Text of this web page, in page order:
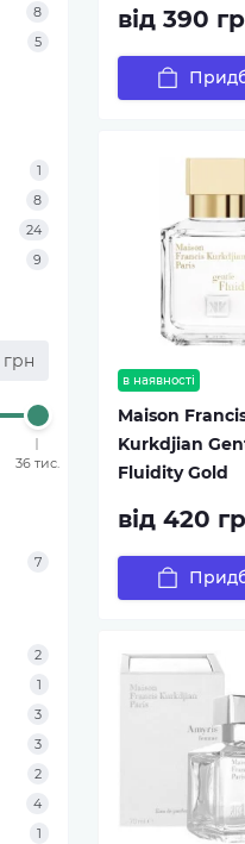
8
5
1
8
24
9
грн
36 тис.
7
2
1
3
3
2
4
1
від 390
в наявності
Maison
Kurkdjian
Fluidity Gold
від 420